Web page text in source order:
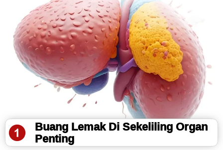
Buang Lemak Di Sekeliling Organ
Penting